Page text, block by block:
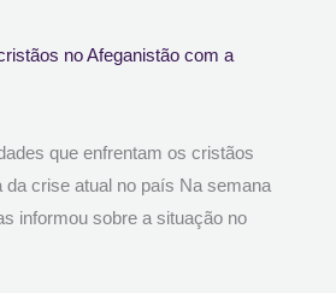
no Afeganistão com a
que enfrentam os cristãos
crise atual no país Na semana
informou sobre a situação no